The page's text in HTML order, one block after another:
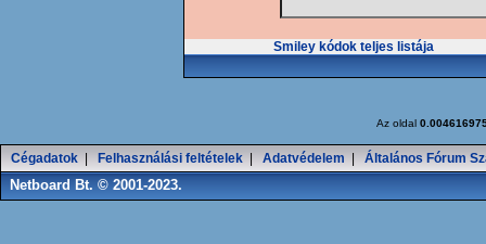
Smiley kódok teljes listája
Az oldal
Cégadatok Felhasználási feltételek Adatvédelem Általános Fórum
Netboard Bt. © 2001-2023.